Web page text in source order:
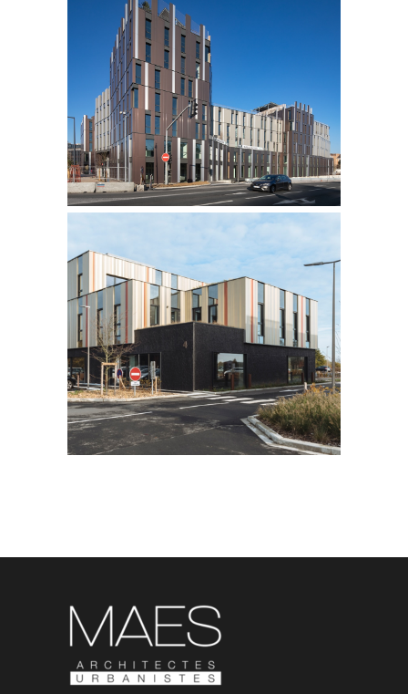
MOVE FACTORY
CONSTRUCTION DU SIEGE DE
MOBIVIA
VILLENEUVE D’ASCQ | 59
AREA
CONSTRUCTION D’UN PARC
TERTIAIRE
ENGLOS | 59